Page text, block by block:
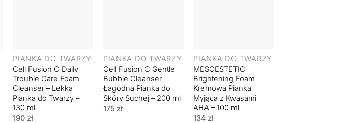
PIANKA DO TWARZY
Cell Fusion C Daily
Trouble Care Foam
Cleanser – Lekka
Pianka do Twarzy –
130 ml
190 zł
PIANKA DO TWARZY
Cell Fusion C Gentle
Bubble Cleanser –
Łagodna Pianka do
Skóry Suchej – 200 ml
175 zł
PIANKA DO TWARZY
MESOESTETIC
Brightening Foam –
Kremowa Pianka
Myjąca z Kwasami
AHA – 100 ml
134 zł